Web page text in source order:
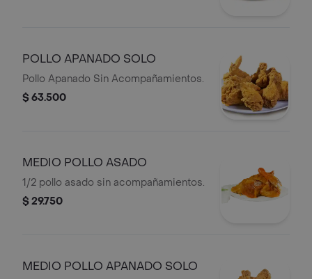
POLLO APANADO SOLO
Pollo Apanado Sin Acompañamientos.
$ 63.500
MEDIO POLLO ASADO
1/2 pollo asado sin acompañamientos.
$ 29.750
MEDIO POLLO APANADO SOLO